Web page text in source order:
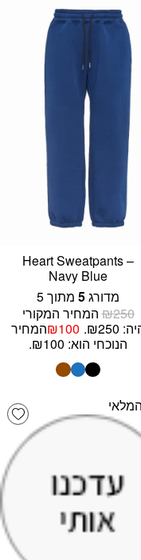
Heart Sweatpants –
Navy Blue
מדורג5מתוך 5
₪250
המחיר המקורי
₪250.
₪100
המחיר
הנוכחי הוא: ₪100.